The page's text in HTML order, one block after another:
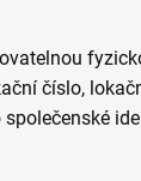
číslo,